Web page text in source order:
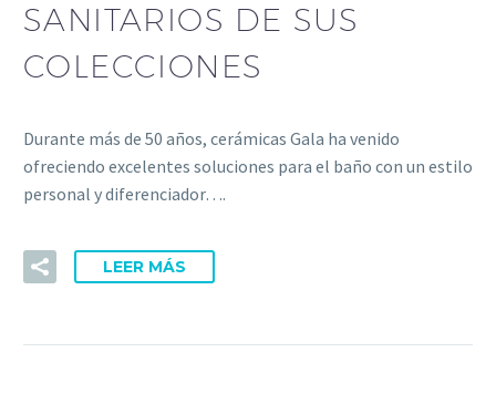
SANITARIOS DE SUS
COLECCIONES
Durante más de 50 años, cerámicas Gala ha venido
ofreciendo excelentes soluciones para el baño con un estilo
personal y diferenciador….
LEER MÁS